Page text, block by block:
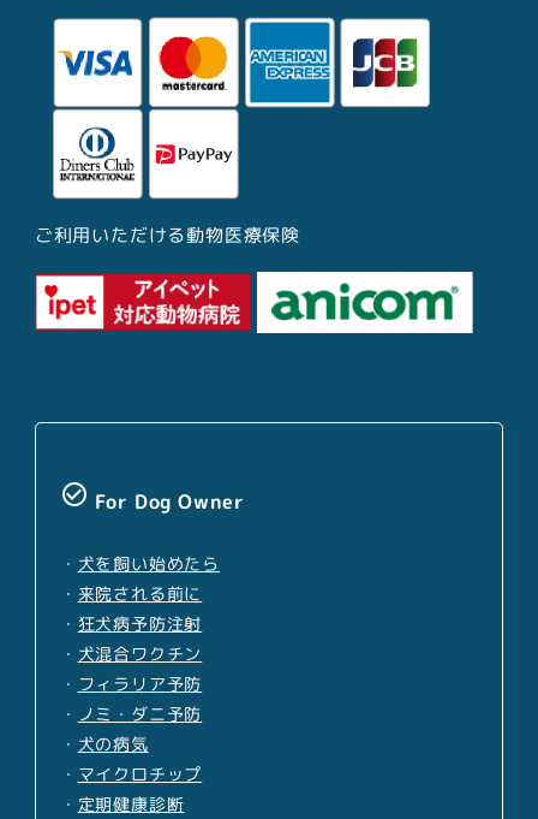
ご利用いただける動物医療保険
check_circle_outline For Dog Owner
・ 犬を飼い始めたら
・ 来院される前に
・ 狂犬病予防注射
・ 犬混合ワクチン
・ フィラリア予防
・ ノミ・ダニ予防
・ 犬の病気
・ マイクロチップ
・ 定期健康診断